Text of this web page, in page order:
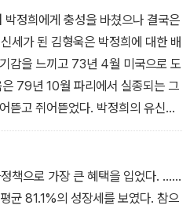
서까지 당한 한민당은 이승만에게
당이 되었고, 이승만으로부터 정
다. _2장 「초대내각 구
적 기초도 허물겠다는 생각이었다.
당이 주도한 산업개발위원회안을
다. 그는 토지개혁에서 볼 수 있듯
‘개혁’이 필요하다고 보았다. ……이
선거를 앞두고 신익희가 급사하는
놀라운 성과를 거두었다. 그러나
정희에게 충성을 바쳤으나 결국은
세가 된 김형욱은 박정희에 대한 배
감을 느끼고 73년 4월 미국으로 도
79년 10월 파리에서 실종되는 그
뜯고 쥐어뜯었다. 박정희의 유신체
를 입었다. 김형욱은 후에 박 정권
사라지게 만드는 원인을 제공했
시대 정치의 한 줄기가 보인다. 그
책으로 가장 큰 혜택을 입었다. ……
균 81.1%의 성장세를 보였다. 참으